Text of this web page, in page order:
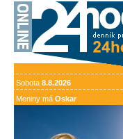
Sobota 8.8.2026
Meniny má Oskar